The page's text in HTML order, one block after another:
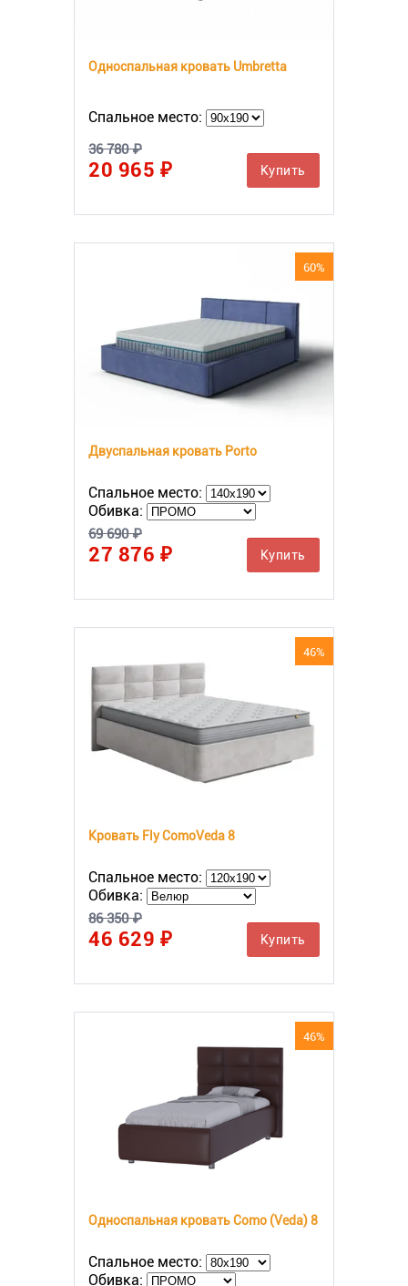
Односпальная кровать Umbretta
Спальное место:
36 780 ₽
20 965 ₽ Купить
60%
Двуспальная кровать Porto
Спальное место:
Обивка:
69 690 ₽
27 876 ₽ Купить
46%
Кровать Fly ComoVeda 8
Спальное место:
Обивка:
86 350 ₽
46 629 ₽ Купить
46%
Односпальная кровать Como (Veda) 8
Спальное место:
Обивка: